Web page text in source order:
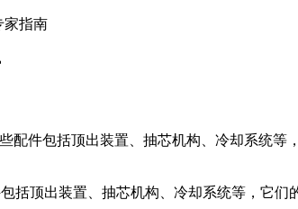
家指南
配件包括顶出装置、抽芯机构、冷却系统
括顶出装置、抽芯机构、冷却系统等，它